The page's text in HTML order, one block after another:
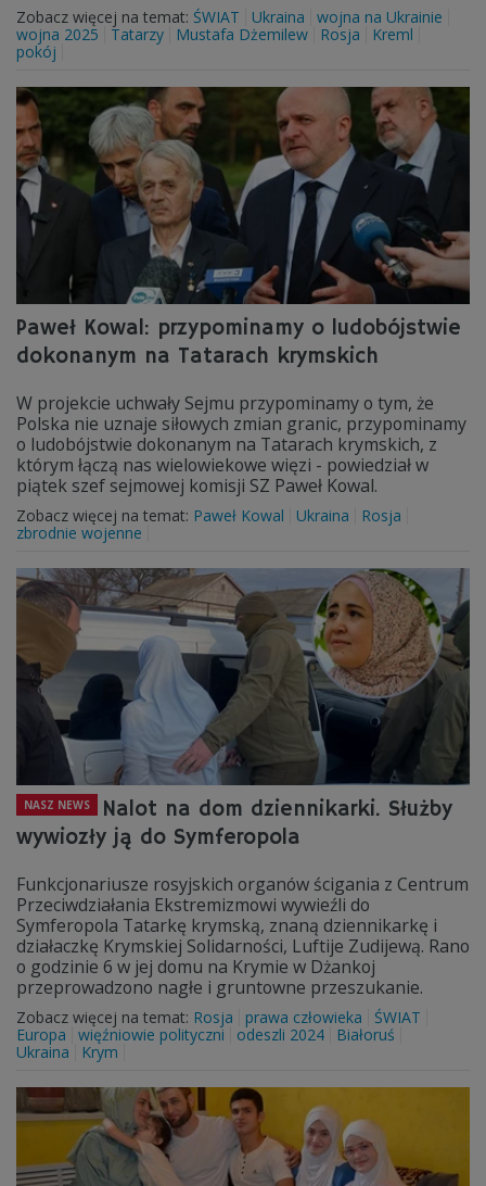
Zobacz więcej na temat: ŚWIAT Ukraina
wojna na Ukrainie
wojna 2025
Tatarzy Mustafa Dżemilew Rosja
Kreml
pokój
Paweł Kowal: przypominamy o ludobójstwie
dokonanym na Tatarach krymskich
W projekcie uchwały Sejmu przypominamy o tym, że
Polska nie uznaje siłowych zmian granic, przypominamy
o ludobójstwie dokonanym na Tatarach krymskich, z
którym łączą nas wielowiekowe więzi - powiedział w
piątek szef sejmowej komisji SZ Paweł Kowal.
Zobacz więcej na temat: Paweł Kowal Ukraina
Rosja
zbrodnie wojenne
NASZ NEWS
Nalot na dom dziennikarki. Służby
wywiozły ją do Symferopola
Funkcjonariusze rosyjskich organów ścigania z Centrum
Przeciwdziałania Ekstremizmowi wywieźli do
Symferopola Tatarkę krymską, znaną dziennikarkę i
działaczkę Krymskiej Solidarności, Luftije Zudijewą. Rano
o godzinie 6 w jej domu na Krymie w Dżankoj
przeprowadzono nagłe i gruntowne przeszukanie.
Zobacz więcej na temat: Rosja prawa człowieka
ŚWIAT
Europa
więźniowie polityczni odeszli 2024
Białoruś
Ukraina
Krym